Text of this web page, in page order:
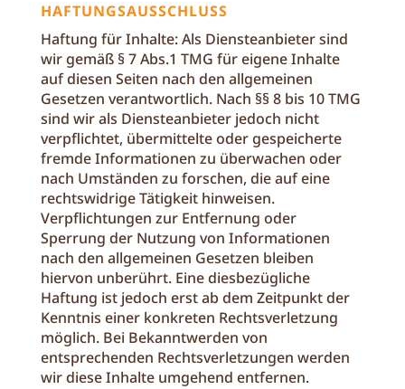
HAFTUNGSAUSSCHLUSS
Haftung für Inhalte: Als Diensteanbieter sind
wir gemäß § 7 Abs.1 TMG für eigene Inhalte
auf diesen Seiten nach den allgemeinen
Gesetzen verantwortlich. Nach §§ 8 bis 10 TMG
sind wir als Diensteanbieter jedoch nicht
verpflichtet, übermittelte oder gespeicherte
fremde Informationen zu überwachen oder
nach Umständen zu forschen, die auf eine
rechtswidrige Tätigkeit hinweisen.
Verpflichtungen zur Entfernung oder
Sperrung der Nutzung von Informationen
nach den allgemeinen Gesetzen bleiben
hiervon unberührt. Eine diesbezügliche
Haftung ist jedoch erst ab dem Zeitpunkt der
Kenntnis einer konkreten Rechtsverletzung
möglich. Bei Bekanntwerden von
entsprechenden Rechtsverletzungen werden
wir diese Inhalte umgehend entfernen.